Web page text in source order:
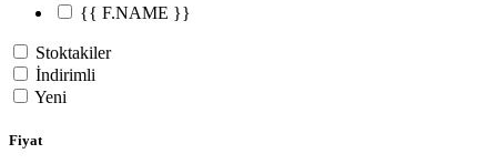
{{ F.NAME }}
Stoktakiler
İndirimli
Yeni
Fiyat